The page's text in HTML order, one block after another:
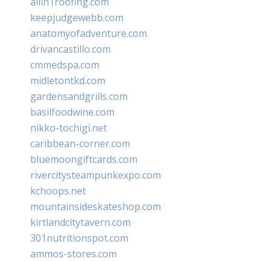
keepjudgewebb.com
anatomyofadventure.com
drivancastillo.com
cmmedspa.com
midletontkd.com
gardensandgrills.com
basilfoodwine.com
nikko-tochigi.net
caribbean-corner.com
bluemoongiftcards.com
rivercitysteampunkexpo.com
kchoops.net
mountainsideskateshop.com
kirtlandcitytavern.com
301nutritionspot.com
ammos-stores.com